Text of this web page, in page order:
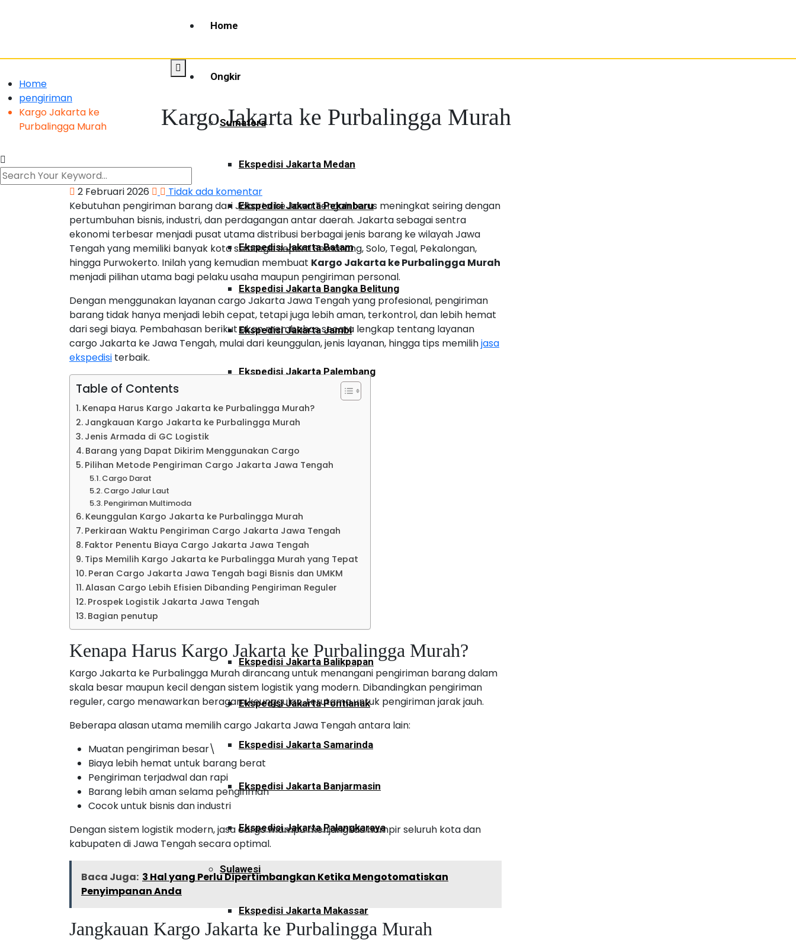
Home
Ongkir
Sumatera
Ekspedisi Jakarta Medan
Ekspedisi Jakarta Pekanbaru
Ekspedisi Jakarta Batam
Ekspedisi Jakarta Bangka Belitung
Ekspedisi Jakarta Jambi
Ekspedisi Jakarta Palembang
Ekspedisi Jakarta Bengkulu
Ekspedisi Jakarta Aceh
Ekspedisi Jakarta Lampung
Kalimantan
Ekspedisi Jakarta Balikpapan
Ekspedisi Jakarta Pontianak
Ekspedisi Jakarta Samarinda
Ekspedisi Jakarta Banjarmasin
Ekspedisi Jakarta Palangkaraya
Sulawesi
Ekspedisi Jakarta Makassar
Home
pengiriman
Kargo Jakarta ke
Purbalingga Murah
Kargo Jakarta ke Purbalingga Murah
2 Februari 2026
Tidak ada komentar
Kebutuhan pengiriman barang dari Jakarta ke Jawa Tengah terus meningkat seiring dengan
pertumbuhan bisnis, industri, dan perdagangan antar daerah. Jakarta sebagai sentra
ekonomi terbesar menjadi pusat utama distribusi berbagai jenis barang ke wilayah Jawa
Tengah yang memiliki banyak kota strategis seperti Semarang, Solo, Tegal, Pekalongan,
hingga Purwokerto. Inilah yang kemudian membuat Kargo Jakarta ke Purbalingga Murah
menjadi pilihan utama bagi pelaku usaha maupun pengiriman personal.
Dengan menggunakan layanan cargo Jakarta Jawa Tengah yang profesional, pengiriman
barang tidak hanya menjadi lebih cepat, tetapi juga lebih aman, terkontrol, dan lebih hemat
dari segi biaya. Pembahasan berikut akan membahas secara lengkap tentang layanan
cargo Jakarta ke Jawa Tengah, mulai dari keunggulan, jenis layanan, hingga tips memilihjasa
ekspedisi terbaik.
Table of Contents
Kenapa Harus Kargo Jakarta ke Purbalingga Murah?
Jangkauan Kargo Jakarta ke Purbalingga Murah
Jenis Armada di GC Logistik
Barang yang Dapat Dikirim Menggunakan Cargo
Pilihan Metode Pengiriman Cargo Jakarta Jawa Tengah
Cargo Darat
Cargo Jalur Laut
Pengiriman Multimoda
Keunggulan Kargo Jakarta ke Purbalingga Murah
Perkiraan Waktu Pengiriman Cargo Jakarta Jawa Tengah
Faktor Penentu Biaya Cargo Jakarta Jawa Tengah
Tips Memilih Kargo Jakarta ke Purbalingga Murah yang Tepat
Peran Cargo Jakarta Jawa Tengah bagi Bisnis dan UMKM
Alasan Cargo Lebih Efisien Dibanding Pengiriman Reguler
Prospek Logistik Jakarta Jawa Tengah
Bagian penutup
Kenapa Harus Kargo Jakarta ke Purbalingga Murah?
Kargo Jakarta ke Purbalingga Murah dirancang untuk menangani pengiriman barang dalam
skala besar maupun kecil dengan sistem logistik yang modern. Dibandingkan pengiriman
reguler, cargo menawarkan beragam keunggulan, terutama untuk pengiriman jarak jauh.
Beberapa alasan utama memilih cargo Jakarta Jawa Tengah antara lain:
Muatan pengiriman besar\
Biaya lebih hemat untuk barang berat
Pengiriman terjadwal dan rapi
Barang lebih aman selama pengiriman
Cocok untuk bisnis dan industri
Dengan sistem logistik modern, jasa cargo mampu menjangkau hampir seluruh kota dan
kabupaten di Jawa Tengah secara optimal.
Baca Juga: 3 Hal yang Perlu Dipertimbangkan Ketika Mengotomatiskan
Penyimpanan Anda
Jangkauan Kargo Jakarta ke Purbalingga Murah